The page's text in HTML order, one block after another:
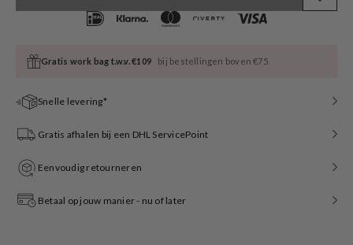
Gratis work bag t.w.v. €109 bij bestellingen boven €75
Snelle levering*
Gratis afhalen bij een DHL ServicePoint
Eenvoudig retourneren
Betaal op jouw manier - nu of later